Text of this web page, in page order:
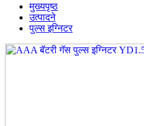
मुख्यपृष्ठ
उत्पादने
पुल्स इग्निटर